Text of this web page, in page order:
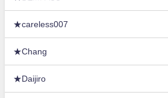
★careless007
★Chang
★Daijiro